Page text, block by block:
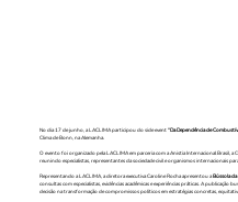
No dia 17 de junho, a LACLIMA participou do side event“Da Dependência de
Clima de Bonn, na Alemanha.
O evento foi organizado pela LACLIMA em parceria com a Anistia Internacional Brasil,
reunindo especialistas, representantes da sociedade civil e organismos internacionais
Representando a LACLIMA, a diretora executiva Caroline Rocha apresentou aBússola da
consultas com especialistas, evidências acadêmicas e experiências práticas. A
decisão na transformação de compromissos políticos em estratégias concretas,